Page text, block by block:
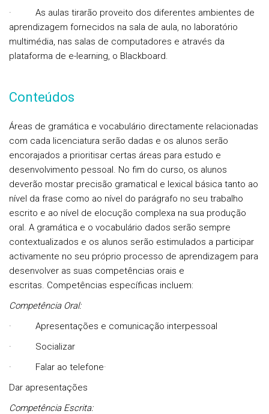
·
As aulas tirarão proveito dos diferentes ambientes de
aprendizagem fornecidos na sala de aula, no laboratório
multimédia, nas salas de computadores e através da
plataforma de e-learning, o Blackboard.
Conteúdos
Áreas de gramática e vocabulário directamente relacionadas
com cada licenciatura serão dadas e os alunos serão
encorajados a prioritisar certas áreas para estudo e
desenvolvimento pessoal. No fim do curso, os alunos
deverão mostar precisão gramatical e lexical básica tanto ao
nível da frase como ao nível do parágrafo no seu trabalho
escrito e ao nível de elocução complexa na sua produção
oral. A gramática e o vocabulário dados serão sempre
contextualizados e os alunos serão estimulados a participar
activamente no seu próprio processo de aprendizagem para
desenvolver as suas competências orais e
escritas. Competências específicas incluem:
Competência Oral:
·
Apresentações e comunicação interpessoal
·
Socializar
·
Falar ao telefone·
Dar apresentações
Competência Escrita: